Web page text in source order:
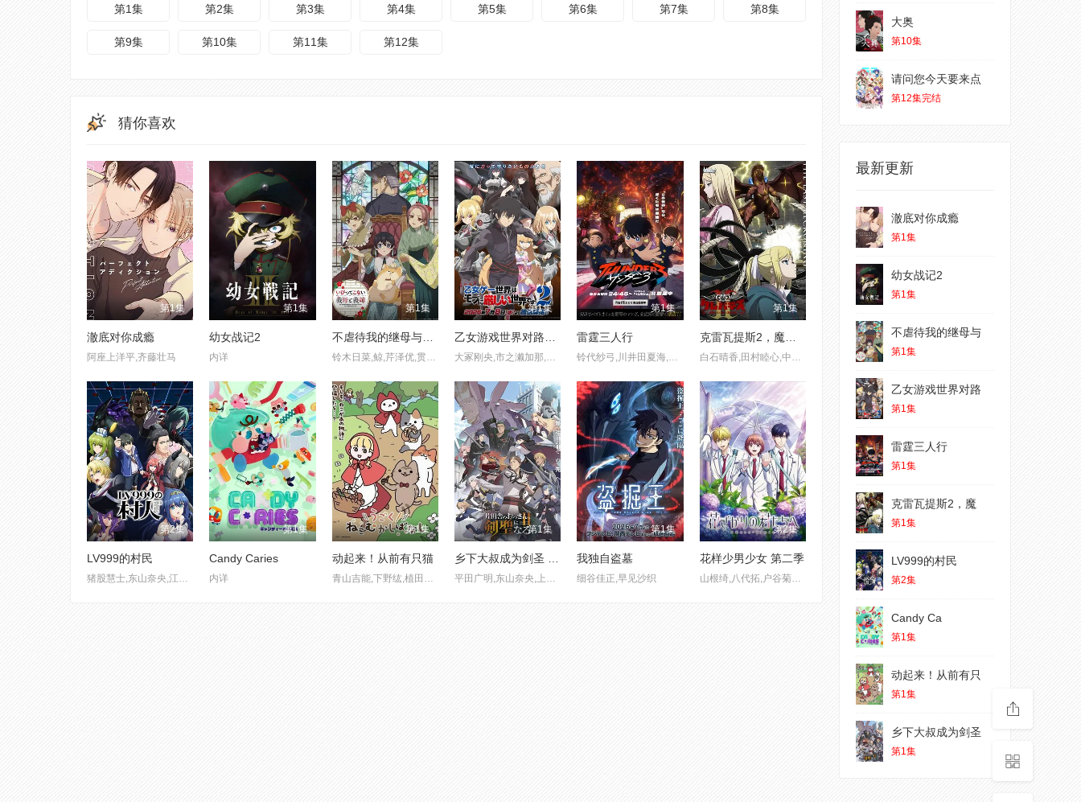
第1集 第2集 第3集 第4集 第5集 第6集 第7集 第8集
第9集 第10集 第11集 第12集
猜你喜欢
第1集
澈底对你成瘾
阿座上洋平,齐藤壮马
第1集
幼女战记2
内详
第1集
不虐待我的继母与继姐
铃木日菜,鲸,芹泽优,贯井柚佳,麦穗杏菜,根本京里,内山夕实,市道真央
第1集
乙女游戏世界对路人角色很不友好 第二季
大冢刚央,市之濑加那,菲鲁兹·蓝,石田彰,佐仓绫音,铃村健一,鸟海浩辅,立花慎之介,游佐浩二,桧山修之,竹内顺子
第1集
雷霆三人行
铃代纱弓,川井田夏海,秋山绘理
第1集
克雷瓦提斯2，魔兽之王与虚伪的勇者传承
白石晴香,田村睦心,中村悠一
第2集
LV999的村民
猪股慧士,东山奈央,江头宏哉
第1集
Candy Caries
内详
第1集
动起来！从前有只猫
青山吉能,下野纮,植田佳奈,宫本佳那子
第1集
平田广明,东山奈央,上田瞳
第1集
我独自盗墓
细谷佳正,早见沙织
第2集
花样少男少女 第二季
山根绮,八代拓,户谷菊之介
大奥
第10集
请问您今天要来点
第12集完结
最新更新
澈底对你成瘾
第1集
幼女战记2
第1集
不虐待我的继母与
第1集
乙女游戏世界对路
第1集
雷霆三人行
第1集
克雷瓦提斯2，魔
第1集
LV999的村民
第2集
Candy Ca
第1集
动起来！从前有只
第1集
乡下大叔成为剑圣
第1集